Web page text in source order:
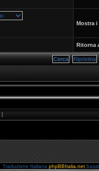
Mostra
Ritorna
]
Traduzione Italiana phpBBItalia.net